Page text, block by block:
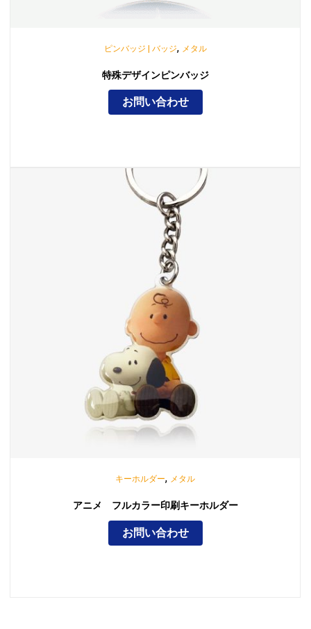
ピンバッジ | バッジ, メタル
特殊デザインピンバッジ
お問い合わせ
キーホルダー, メタル
アニメ フルカラー印刷キーホルダー
お問い合わせ